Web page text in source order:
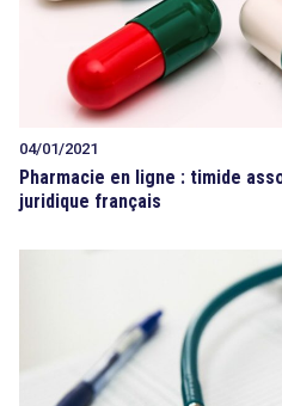
04/01/2021
Pharmacie en ligne : timide
juridique français